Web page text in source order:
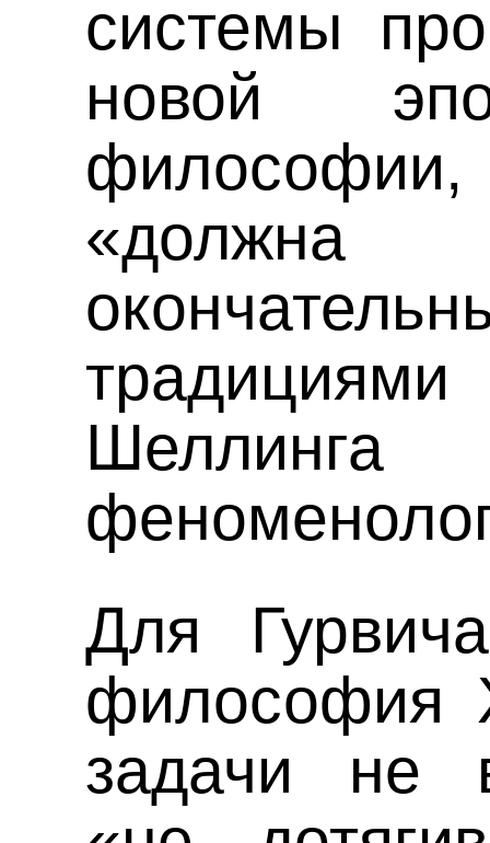
системы
новой
«должна
Для
философия
задачи не